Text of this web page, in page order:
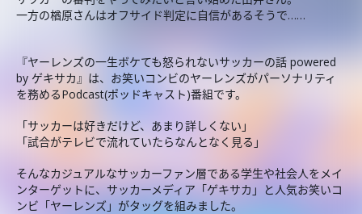
一方の楢原さんはオフサイド判定に自信があるそうで……
『ヤーレンズの一生ボケても怒られないサッカーの話 powered
by ゲキサカ』は、お笑いコンビのヤーレンズがパーソナリティ
を務めるPodcast(ポッドキャスト)番組です。
「サッカーは好きだけど、あまり詳しくない」
「試合がテレビで流れていたらなんとなく見る」
そんなカジュアルなサッカーファン層である学生や社会人をメイ
ンターゲットに、サッカーメディア「ゲキサカ」と人気お笑いコ
ンビ「ヤーレンズ」がタッグを組みました。